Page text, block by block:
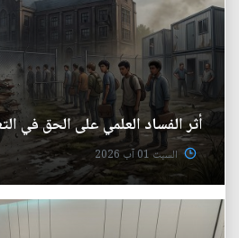
أثر الفساد العلمي على الحق في
السبت 01 آب 2026